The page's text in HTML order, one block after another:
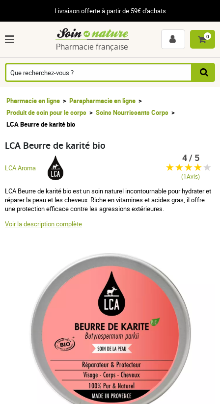
Livraison offerte à partir de 59€ d'achats
Pharmacie française
0
Pharmacie en ligne
Parapharmacie en ligne
Produit de soin pour le corps
Soins Nourrissants Corps
LCA Beurre de karité bio
LCA Beurre de karité bio
LCA Aroma
LCA Beurre de karité bio est un soin naturel incontournable pour hydrater et
réparer la peau et les cheveux. Riche en vitamines et acides gras, il offre
une protection efficace contre les agressions extérieures.
Voir la description complète
4 / 5
(1Avis)